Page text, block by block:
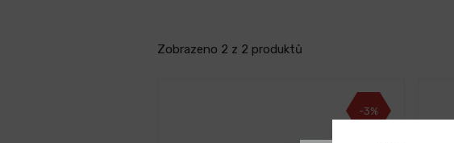
Zobrazeno 2 z 2 produktů
-3%